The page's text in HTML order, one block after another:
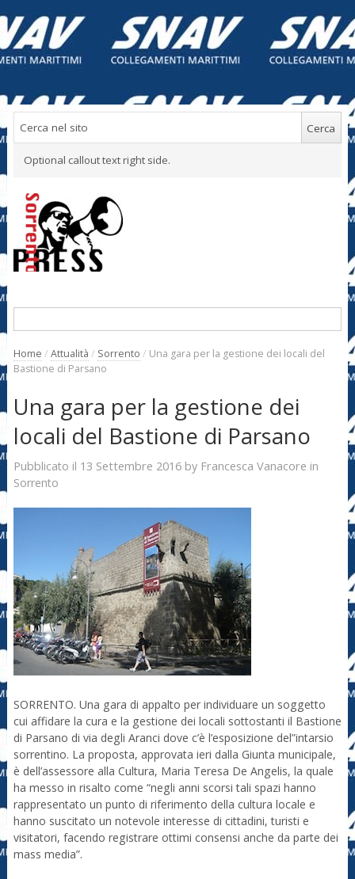
Optional callout text right side.
Home / Attualità / Sorrento / Una gara per la gestione dei locali del
Bastione di Parsano
Una gara per la gestione dei
locali del Bastione di Parsano
Pubblicato il 13 Settembre 2016by Francesca Vanacore in
Sorrento
SORRENTO. Una gara di appalto per individuare un soggetto
cui affidare la cura e la gestione dei locali sottostanti il Bastione
di Parsano di via degli Aranci dove c’è l’esposizione del”intarsio
sorrentino. La proposta, approvata ieri dalla Giunta municipale,
è dell’assessore alla Cultura, Maria Teresa De Angelis, la quale
ha messo in risalto come “negli anni scorsi tali spazi hanno
rappresentato un punto di riferimento della cultura locale e
hanno suscitato un notevole interesse di cittadini, turisti e
visitatori, facendo registrare ottimi consensi anche da parte dei
mass media”.